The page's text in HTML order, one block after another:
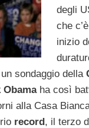
degli
che
inizio
sondaggio della
Obamaha così
alla Casa
record, il terzo